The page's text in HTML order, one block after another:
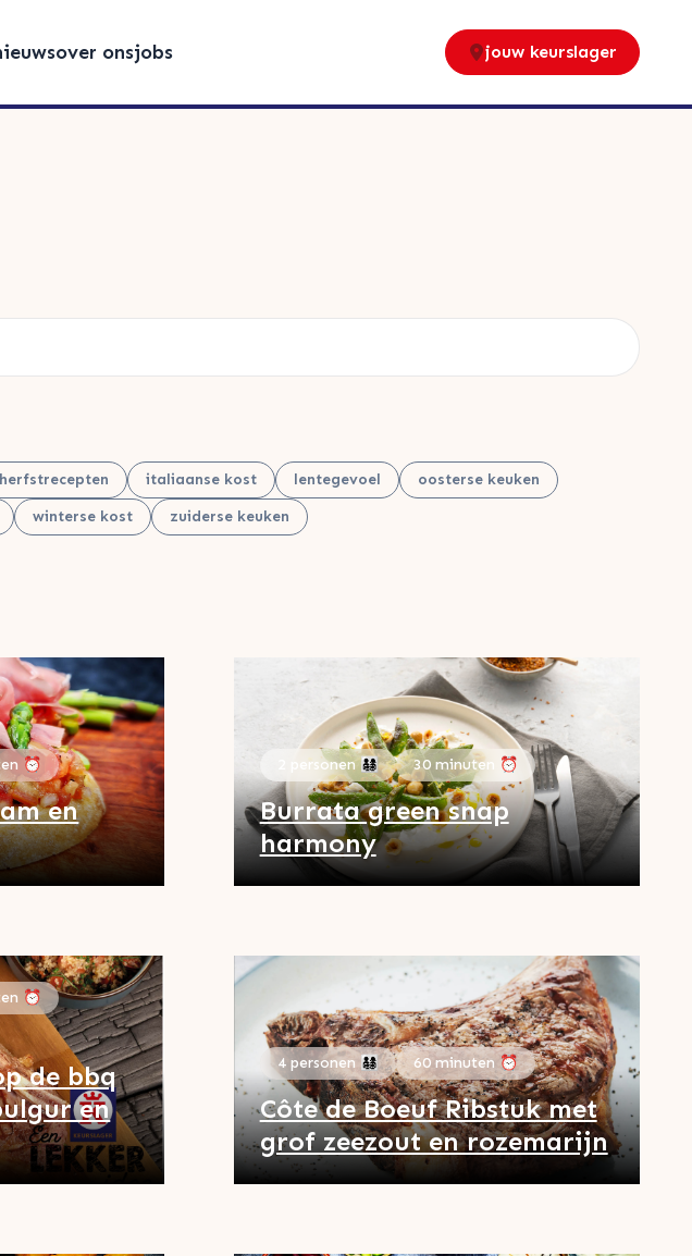
over onsjobs jouw keurslager
herfstrecepten italiaanse kost lentegevoel
oosterse keuken
winterse kost zuiderse keuken
⏰
en
2 personen 👨‍👩‍👧‍👦 30 minuten ⏰
Burrata green snap
harmony
⏰
de bbq
en
4 personen 👨‍👩‍👧‍👦 60 minuten ⏰
Côte de Boeuf Ribstuk met
grof zeezout en rozemarijn